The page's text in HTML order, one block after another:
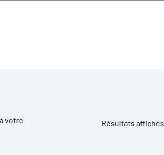
votre
Résultats affichés